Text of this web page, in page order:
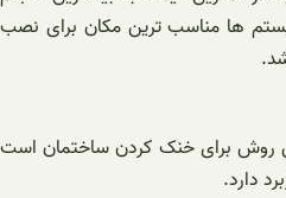
ها مناسب ترین مکان برای نصب
روش برای خنک کردن ساختمان است
دارد.